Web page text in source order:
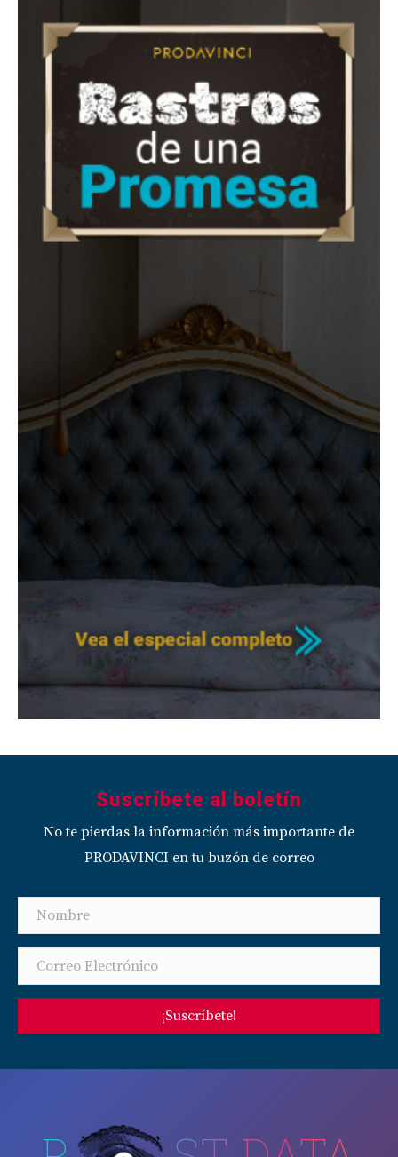
Suscríbete al boletín
No te pierdas la información más importante de
PRODAVINCI en tu buzón de correo
¡Suscríbete!